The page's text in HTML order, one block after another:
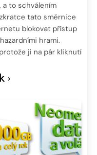
a to schválením
tato směrnice
blokovat přístup
hrami.
ji na pár kliknutí